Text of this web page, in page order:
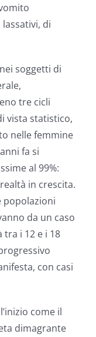
di
soggetti di
tre cicli
vista statistico,
nelle femmine
fa si
al 99%:
in crescita.
popolazioni
da un caso
tra i 12 e i 18
con casi
come il
dimagrante